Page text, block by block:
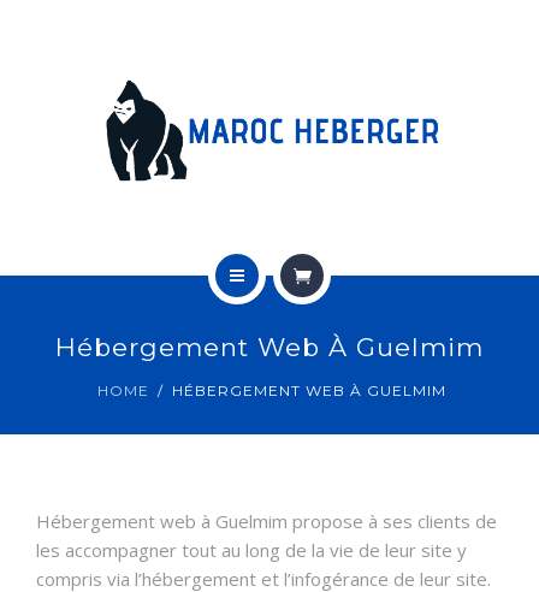
SERVEURS DÉDIÉS
CONTACT
HÉBERGEMENT PROFESSIONNEL
CONTACT
Hébergement Web À Guelmim
HOME HÉBERGEMENT WEB À GUELMIM
Hébergement web à Guelmim propose à ses clients de
les accompagner tout au long de la vie de leur site y
compris via l’hébergement et l’infogérance de leur site.